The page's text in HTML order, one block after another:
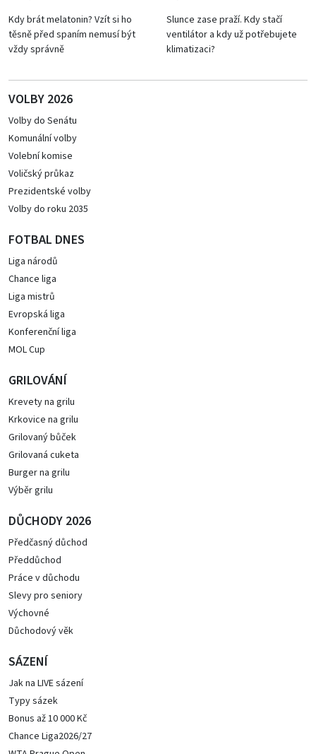
Kdy brát melatonin? Vzít si ho
těsně před spaním nemusí být
vždy správně
Slunce zase praží. Kdy stačí
ventilátor a kdy už potřebujete
klimatizaci?
VOLBY 2026
Volby do Senátu
Komunální volby
Volební komise
Voličský průkaz
Prezidentské volby
Volby do roku 2035
FOTBAL DNES
Liga národů
Chance liga
Liga mistrů
Evropská liga
Konferenční liga
MOL Cup
GRILOVÁNÍ
Krevety na grilu
Krkovice na grilu
Grilovaný bůček
Grilovaná cuketa
Burger na grilu
Výběr grilu
DŮCHODY 2026
Předčasný důchod
Předdůchod
Práce v důchodu
Slevy pro seniory
Výchovné
Důchodový věk
SÁZENÍ
Jak na LIVE sázení
Typy sázek
Bonus až 10 000 Kč
Chance Liga2026/27